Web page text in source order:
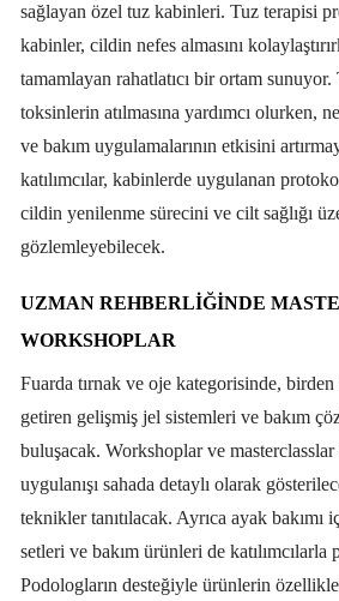
sağlayan özel tuz kabinleri. Tuz terapisi
kabinler, cildin nefes almasını
tamamlayan rahatlatıcı bir ortam
toksinlerin atılmasına yardımcı olurken,
ve bakım uygulamalarının etkisini
katılımcılar, kabinlerde uygulanan
cildin yenilenme sürecini ve cilt sağlığı
gözlemleyebilecek.
UZMAN REHBERLİĞİNDE
WORKSHOPLAR
Fuarda tırnak ve oje kategorisinde,
getiren gelişmiş jel sistemleri ve bakım
buluşacak. Workshoplar ve masterclasslar
uygulanışı sahada detaylı olarak
teknikler tanıtılacak. Ayrıca ayak
setleri ve bakım ürünleri de katılımcılarla
Podologların desteğiyle ürünlerin